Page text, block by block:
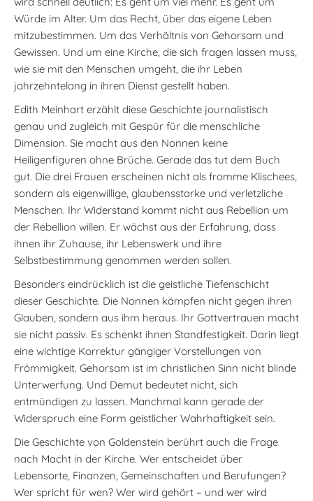
Würde im Alter. Um das Recht, über das eigene Leben
mitzubestimmen. Um das Verhältnis von Gehorsam und
Gewissen. Und um eine Kirche, die sich fragen lassen muss,
wie sie mit den Menschen umgeht, die ihr Leben
jahrzehntelang in ihren Dienst gestellt haben.
Edith Meinhart erzählt diese Geschichte journalistisch
genau und zugleich mit Gespür für die menschliche
Dimension. Sie macht aus den Nonnen keine
Heiligenfiguren ohne Brüche. Gerade das tut dem Buch
gut. Die drei Frauen erscheinen nicht als fromme Klischees,
sondern als eigenwillige, glaubensstarke und verletzliche
Menschen. Ihr Widerstand kommt nicht aus Rebellion um
der Rebellion willen. Er wächst aus der Erfahrung, dass
ihnen ihr Zuhause, ihr Lebenswerk und ihre
Selbstbestimmung genommen werden sollen.
Besonders eindrücklich ist die geistliche Tiefenschicht
dieser Geschichte. Die Nonnen kämpfen nicht gegen ihren
Glauben, sondern aus ihm heraus. Ihr Gottvertrauen macht
sie nicht passiv. Es schenkt ihnen Standfestigkeit. Darin liegt
eine wichtige Korrektur gängiger Vorstellungen von
Frömmigkeit. Gehorsam ist im christlichen Sinn nicht blinde
Unterwerfung. Und Demut bedeutet nicht, sich
entmündigen zu lassen. Manchmal kann gerade der
Widerspruch eine Form geistlicher Wahrhaftigkeit sein.
Die Geschichte von Goldenstein berührt auch die Frage
nach Macht in der Kirche. Wer entscheidet über
Lebensorte, Finanzen, Gemeinschaften und Berufungen?
Wer spricht für wen? Wer wird gehört – und wer wird